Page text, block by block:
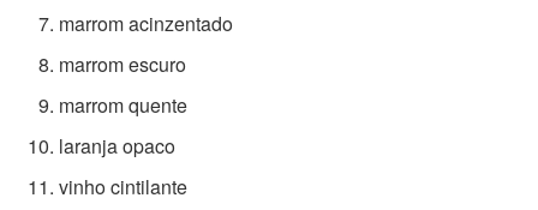
marrom acinzentado
marrom escuro
marrom quente
laranja opaco
vinho cintilante